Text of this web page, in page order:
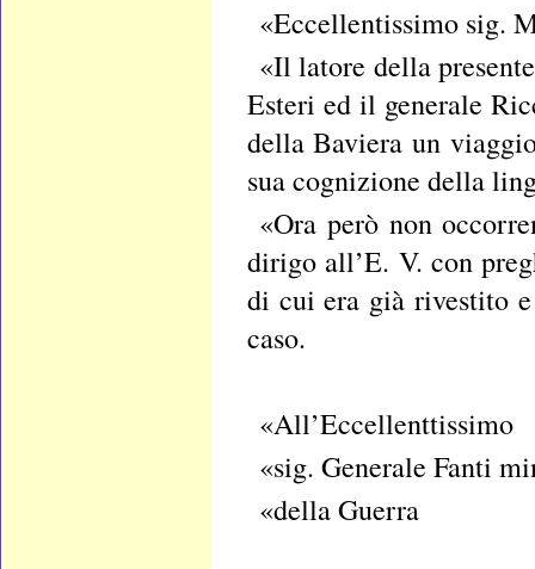
«Eccellentissimo sig.
«Il latore della
Esteri ed il generale
della Baviera un
sua cognizione della
«Ora però non
dirigo all’E. V. con
di cui era già rivestito
caso.
«All’Eccellenttissimo
«sig. Generale Fanti
«della Guerra